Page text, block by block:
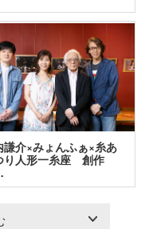
謙介×みょんふぁ×糸あ
り人形一糸座 創作